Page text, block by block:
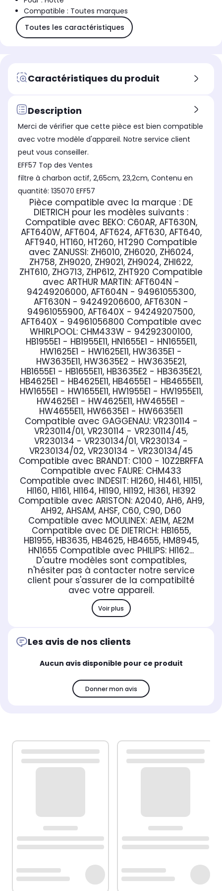
Compatible : Toutes marques
Toutes les caractéristiques
Caractéristiques du produit
Description
Merci de vérifier que cette pièce est bien compatible
avec votre modèle d'appareil. Notre service client
peut vous conseiller.
EFF57 Top des Ventes
filtre à charbon actif, 2,65cm, 23,2cm, Contenu en
quantité: 135070 EFF57
Pièce compatible avec la marque : DE
DIETRICH pour les modèles suivants :
Compatible avec BEKO: C60AR, AFT630N,
AFT640W, AFT604, AFT624, AFT630, AFT640,
AFT940, HT160, HT260, HT290
avec ZANUSSI: ZH6010, ZH6020, ZH6024,
ZH758, ZH9020, ZH9021, ZH9024, ZHI622,
ZHT610, ZHG713, ZHP612, ZHT920
avec ARTHUR MARTIN: AFT604N -
94249206000, AFT604N - 94961055300,
AFT630N - 94249206600, AFT630N -
94961055900, AFT640X - 94249207500,
AFT640X - 94961056800
WHIRLPOOL: CHM433W - 94292300100,
HB1955E1 - HB1955E11, HN1655E1 - HN1655E11,
HW1625E1 - HW1625E11, HW3635E1 -
HW3635E11, HW3635E2 - HW3635E21,
HB1655E1 - HB1655E11, HB3635E2 - HB3635E21,
HB4625E1 - HB4625E11, HB4655E1 - HB4655E11,
HW1655E1 - HW1655E11, HW1955E1 - HW1955E11,
HW4625E1 - HW4625E11, HW4655E1 -
HW4655E11, HW6635E1 - HW6635E11
Compatible avec GAGGENAU: VR230114 -
VR230114/01, VR230114 - VR230114/45,
VR230134 - VR230134/01, VR230134 -
VR230134/02, VR230134 - VR230134/45
Compatible avec BRANDT: C100 - 10Z2BRFFA
Compatible avec FAURE: CHM433
Compatible avec INDESIT: HI260, HI461, HI151,
HI160, HI161, HI164, HI190, HI192, HI361, HI392
Compatible avec ARISTON: A2040, AH6, AH9,
AH92, AHSAM, AHSF, C60, C90, D60
Compatible avec MOULINEX: AE1M, AE2M
Compatible avec DE DIETRICH: HB1655,
HB1955, HB3635, HB4625, HB4655, HM8945,
HN1655 Compatible avec PHILIPS: HI162...
D'autre modèles sont compatibles,
n'hésiter pas à contacter notre service
client pour s'assurer de la compatibilté
avec votre appareil.
Voir plus
Les avis de nos clients
Aucun avis disponible pour ce produit
Donner mon avis